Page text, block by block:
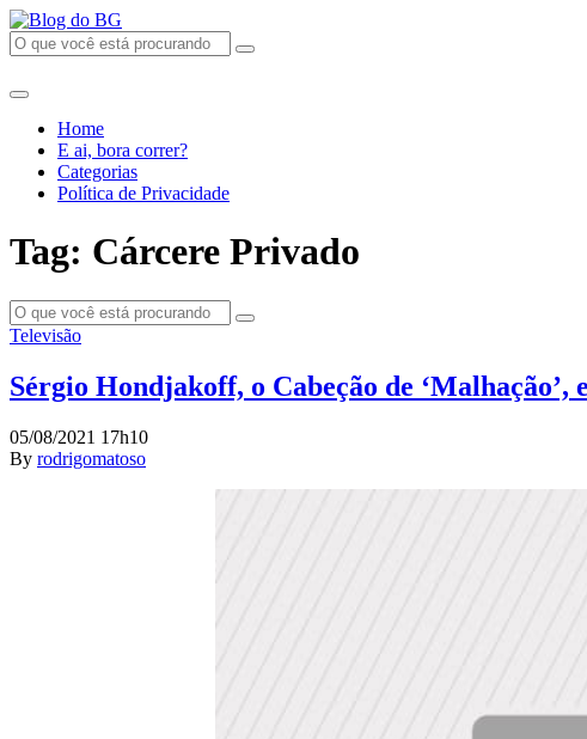
Home
E ai, bora correr?
Categorias
Política de Privacidade
Tag: Cárcere Privado
Televisão
Sérgio Hondjakoff, o Cabeção de
05/08/2021 17h10
By rodrigomatoso